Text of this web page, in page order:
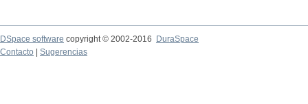
DSpace software copyright © 2002-2016
DuraSpace
Contacto
Sugerencias